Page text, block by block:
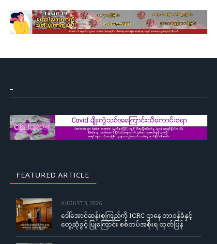
–
FEATURED ARTICLE
AUGUST 3, 2026
ဒေါ်အောင်ဆန်းစုကြည်ကို ICRC ဌာနေ တာဝန်ခံနှင့်
တွေ့ဆုံခွင့် ပြုကြောင်း စစ်တပ်အစိုးရ ထုတ်ပြန်